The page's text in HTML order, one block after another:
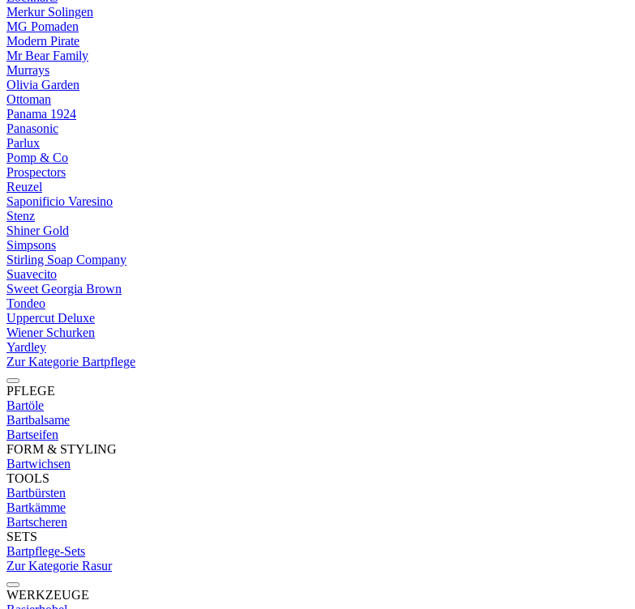
Merkur Solingen
MG Pomaden
Modern Pirate
Mr Bear Family
Murrays
Olivia Garden
Ottoman
Panama 1924
Panasonic
Parlux
Pomp & Co
Prospectors
Reuzel
Saponificio Varesino
Stenz
Shiner Gold
Simpsons
Stirling Soap Company
Suavecito
Sweet Georgia Brown
Tondeo
Uppercut Deluxe
Wiener Schurken
Yardley
Zur Kategorie Bartpflege
PFLEGE
Bartöle
Bartbalsame
Bartseifen
FORM & STYLING
Bartwichsen
TOOLS
Bartbürsten
Bartkämme
Bartscheren
SETS
Bartpflege-Sets
Zur Kategorie Rasur
WERKZEUGE